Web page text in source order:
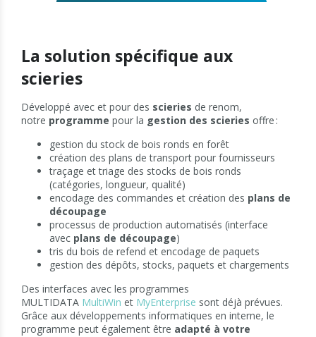
La solution spécifique aux
scieries
Développé avec et pour des scieries de renom,
notre programme pour la gestion des scieries offre :
gestion du stock de bois ronds en forêt
création des plans de transport pour fournisseurs
traçage et triage des stocks de bois ronds
(catégories, longueur, qualité)
encodage des commandes et création des plans de
découpage
processus de production automatisés (interface
avec plans de découpage)
tris du bois de refend et encodage de paquets
gestion des dépôts, stocks, paquets et chargements
Des interfaces avec les programmes
MULTIDATA MultiWin et MyEnterprise sont déjà prévues.
Grâce aux développements informatiques en interne, le
programme peut également être adapté à votre